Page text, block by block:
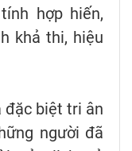
hợp hiến,
khả thi, hiệu
đặc biệt tri ân
người đã